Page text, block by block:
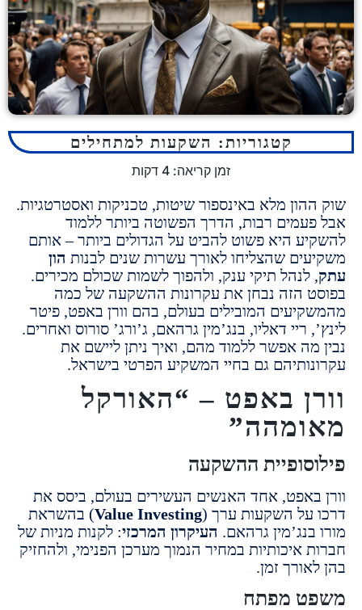
קטגוריות:השקעות למתחילים
זמן קריאה: 4 דקות
מלא באינספור שיטות, טכניקות ואסטרטגיות.
רבות, הדרך הפשוטה ביותר ללמוד
היא פשוט להביט על הגדולים ביותר – אותם
שהצליחו לאורך עשרות שנים לבנותהון
תיקי ענק, ולהפוך לשמות שכולם מכירים.
הזה נבחן את עקרונות ההשקעה של כמה
המובילים בעולם, בהם וורן באפט, פיטר
ריי דאליו, בנג’מין גרהאם, ג’ורג’ סורוס ואחרים.
אפשר ללמוד מהם, ואיך ניתן ליישם את
גם בחיי המשקיע הפרטי בישראל.
באפט – “האורקל
ההשקעה
אחד האנשים העשירים בעולם, ביסס את
השקעות ערך (Value Investing) בהשראת
גרהאם.העיקרון המרכזי: לקנות מניות של
איכותיות במחיר הנמוך מערכן הפנימי, ולהחזיק
זמן.
מפתח